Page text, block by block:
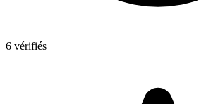
6 vérifiés